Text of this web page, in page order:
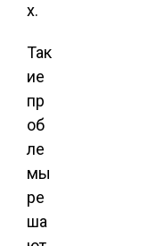
х.
Так
ие
пр
об
ле
мы
ре
ша